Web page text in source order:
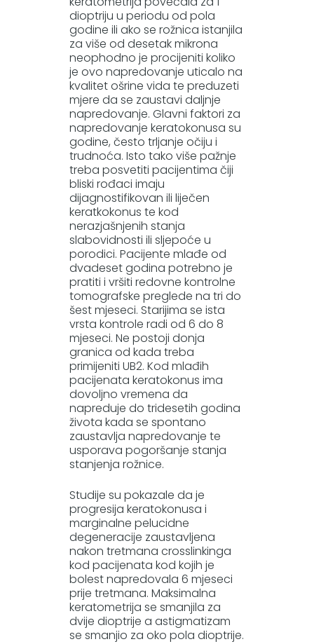
dioptriju u periodu od pola
godine ili ako se rožnica istanjila
za više od desetak mikrona
neophodno je procijeniti koliko
je ovo napredovanje uticalo na
kvalitet ošrine vida te preduzeti
mjere da se zaustavi daljnje
napredovanje. Glavni faktori za
napredovanje keratokonusa su
godine, često trljanje očiju i
trudnoća. Isto tako više pažnje
treba posvetiti pacijentima čiji
bliski rođaci imaju
dijagnostifikovan ili liječen
keratkokonus te kod
nerazjašnjenih stanja
slabovidnosti ili sljepoće u
porodici. Pacijente mlađe od
dvadeset godina potrebno je
pratiti i vršiti redovne kontrolne
tomografske preglede na tri do
šest mjeseci. Starijima se ista
vrsta kontrole radi od 6 do 8
mjeseci. Ne postoji donja
granica od kada treba
primijeniti UB2. Kod mlađih
pacijenata keratokonus ima
dovoljno vremena da
napreduje do tridesetih godina
života kada se spontano
zaustavlja napredovanje te
usporava pogoršanje stanja
stanjenja rožnice.
Studije su pokazale da je
progresija keratokonusa i
marginalne pelucidne
degeneracije zaustavljena
nakon tretmana crosslinkinga
kod pacijenata kod kojih je
bolest napredovala 6 mjeseci
prije tretmana. Maksimalna
keratometrija se smanjila za
dvije dioptrije a astigmatizam
se smanjio za oko pola dioptrije.